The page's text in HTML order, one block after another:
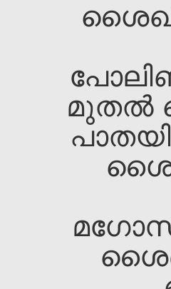
മുതല്‍
ശൈഖ‌്‌